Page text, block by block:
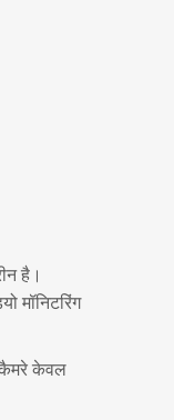
है।
मॉनिटरिंग
कैमरे केवल